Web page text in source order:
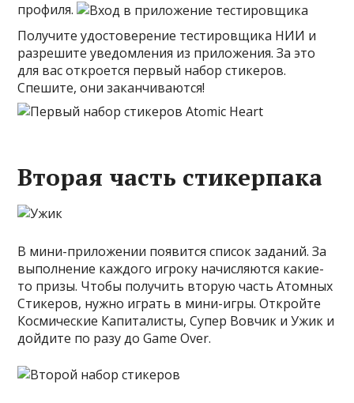
профиля.
Получите удостоверение тестировщика НИИ и
разрешите уведомления из приложения. За это
для вас откроется первый набор стикеров.
Спешите, они заканчиваются!
Вторая часть стикерпака
В мини-приложении появится список заданий. За
выполнение каждого игроку начисляются какие-
то призы. Чтобы получить вторую часть Атомных
Стикеров, нужно играть в мини-игры. Откройте
Космические Капиталисты, Супер Вовчик и Ужик и
дойдите по разу до Game Over.